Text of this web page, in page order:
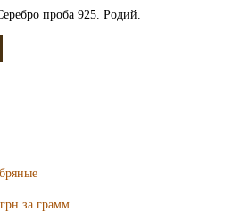
проба 925. Родий.
за грамм